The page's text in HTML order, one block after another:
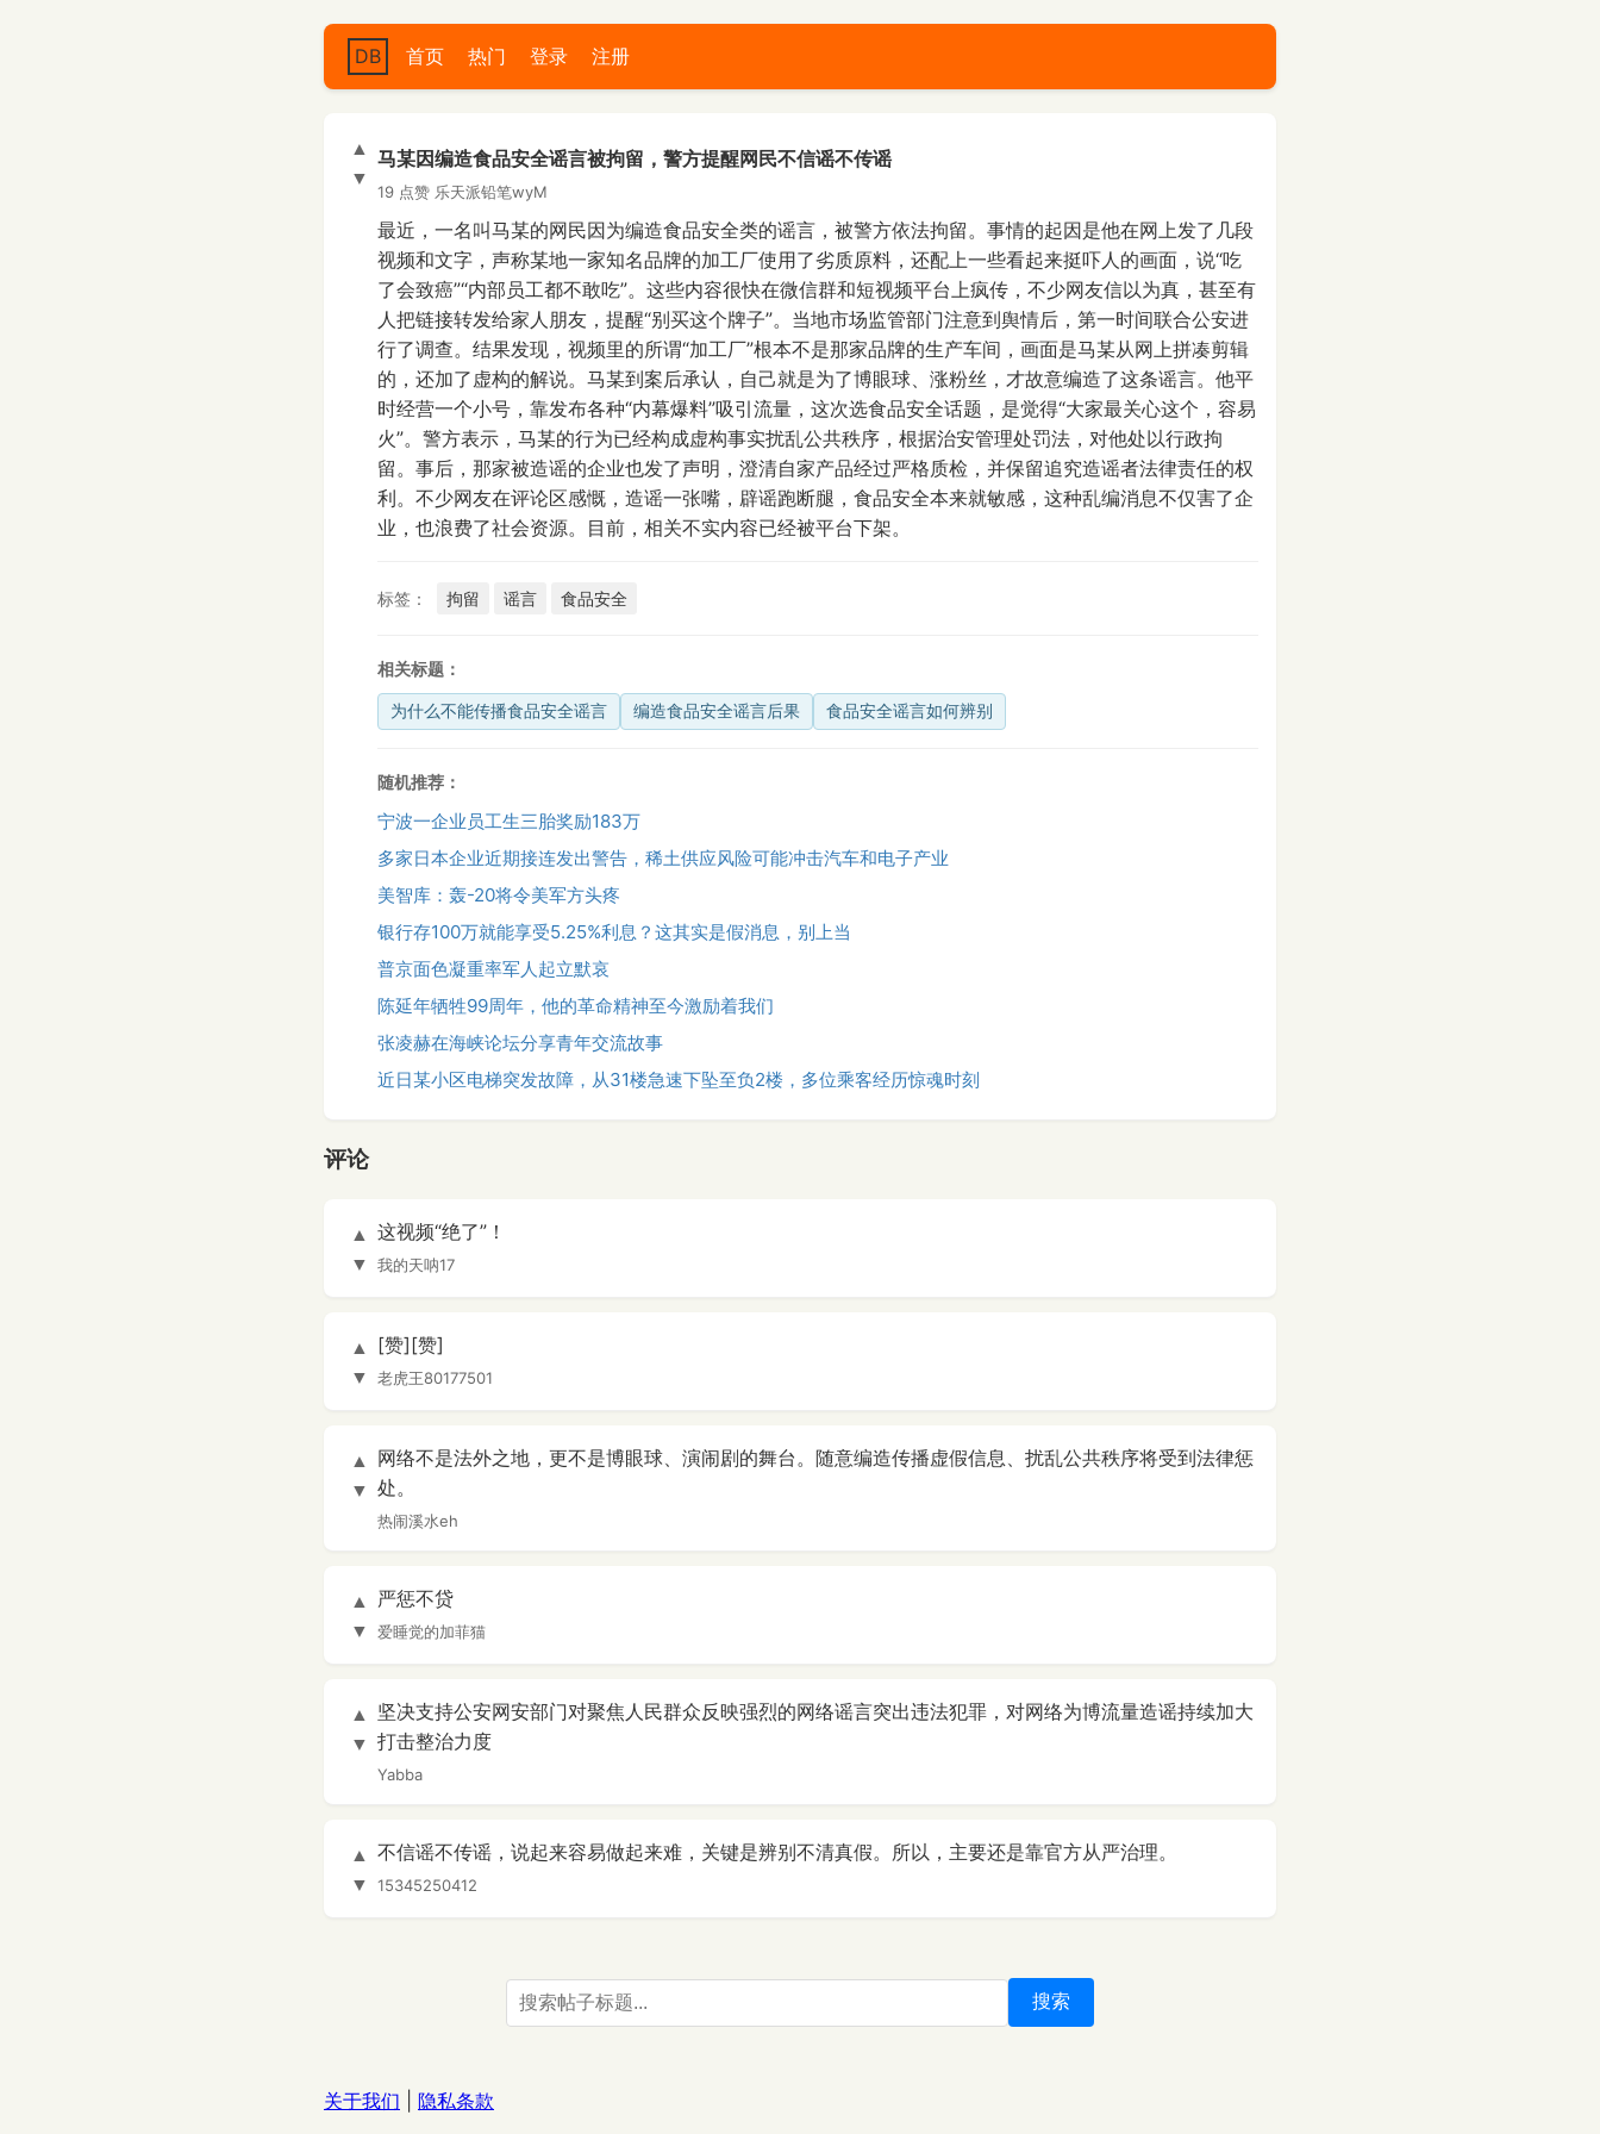
DB 首页 热门 登录 注册
▲
▼
马某因编造食品安全谣言被拘留，警方提醒网民不信谣不传谣
19 点赞 乐天派铅笔wyM
最近，一名叫马某的网民因为编造食品安全类的谣言，被警方依法拘留。事情的起因是他在网上发了几段
视频和文字，声称某地一家知名品牌的加工厂使用了劣质原料，还配上一些看起来挺吓人的画面，说“吃
了会致癌”“内部员工都不敢吃”。这些内容很快在微信群和短视频平台上疯传，不少网友信以为真，甚至有
人把链接转发给家人朋友，提醒“别买这个牌子”。当地市场监管部门注意到舆情后，第一时间联合公安进
行了调查。结果发现，视频里的所谓“加工厂”根本不是那家品牌的生产车间，画面是马某从网上拼凑剪辑
的，还加了虚构的解说。马某到案后承认，自己就是为了博眼球、涨粉丝，才故意编造了这条谣言。他平
时经营一个小号，靠发布各种“内幕爆料”吸引流量，这次选食品安全话题，是觉得“大家最关心这个，容易
火”。警方表示，马某的行为已经构成虚构事实扰乱公共秩序，根据治安管理处罚法，对他处以行政拘
留。事后，那家被造谣的企业也发了声明，澄清自家产品经过严格质检，并保留追究造谣者法律责任的权
利。不少网友在评论区感慨，造谣一张嘴，辟谣跑断腿，食品安全本来就敏感，这种乱编消息不仅害了企
业，也浪费了社会资源。目前，相关不实内容已经被平台下架。
标签： 拘留 谣言 食品安全
相关标题：
为什么不能传播食品安全谣言 编造食品安全谣言后果 食品安全谣言如何辨别
随机推荐：
宁波一企业员工生三胎奖励183万
多家日本企业近期接连发出警告，稀土供应风险可能冲击汽车和电子产业
美智库：轰-20将令美军方头疼
银行存100万就能享受5.25%利息？这其实是假消息，别上当
普京面色凝重率军人起立默哀
陈延年牺牲99周年，他的革命精神至今激励着我们
张凌赫在海峡论坛分享青年交流故事
近日某小区电梯突发故障，从31楼急速下坠至负2楼，多位乘客经历惊魂时刻
评论
▲
▼
这视频“绝了”！
我的天呐17
▲
▼
[赞][赞]
老虎王80177501
▲
▼
网络不是法外之地，更不是博眼球、演闹剧的舞台。随意编造传播虚假信息、扰乱公共秩序将受到法律惩
处。
热闹溪水eh
▲
▼
严惩不贷
爱睡觉的加菲猫
▲
▼
坚决支持公安网安部门对聚焦人民群众反映强烈的网络谣言突出违法犯罪，对网络为博流量造谣持续加大
打击整治力度
Yabba
▲
▼
不信谣不传谣，说起来容易做起来难，关键是辨别不清真假。所以，主要还是靠官方从严治理。
15345250412
搜索
关于我们 隐私条款